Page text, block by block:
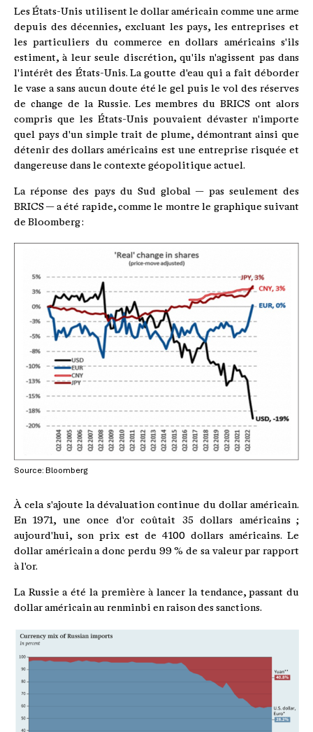
Les États-Unis utilisent le dollar américain comme une arme
depuis des décennies, excluant les pays, les entreprises et
les particuliers du commerce en dollars américains s'ils
estiment, à leur seule discrétion, qu'ils n'agissent pas dans
l'intérêt des États-Unis. La goutte d'eau qui a fait déborder
le vase a sans aucun doute été le gel puis le vol des réserves
de change de la Russie. Les membres du BRICS ont alors
compris que les États-Unis pouvaient dévaster n'importe
quel pays d'un simple trait de plume, démontrant ainsi que
détenir des dollars américains est une entreprise risquée et
dangereuse dans le contexte géopolitique actuel.
La réponse des pays du Sud global — pas seulement des
BRICS — a été rapide, comme le montre le graphique suivant
de Bloomberg :
Source: Bloomberg
À cela s'ajoute la dévaluation continue du dollar américain.
En 1971, une once d'or coûtait 35 dollars américains ;
aujourd'hui, son prix est de 4100 dollars américains. Le
dollar américain a donc perdu 99 % de sa valeur par rapport
à l'or.
La Russie a été la première à lancer la tendance, passant du
dollar américain au renminbi en raison des sanctions.